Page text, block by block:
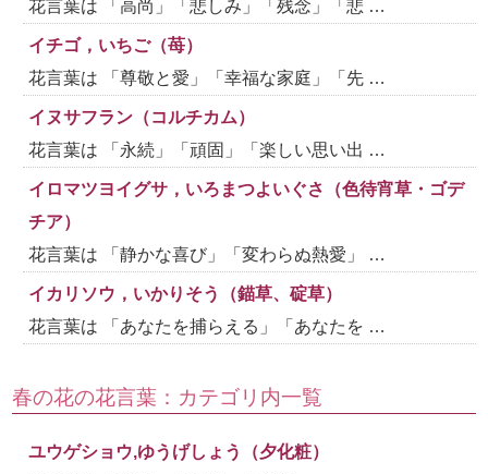
花言葉は 「高尚」「悲しみ」「残念」「悲 …
イチゴ，いちご（苺）
花言葉は 「尊敬と愛」「幸福な家庭」「先 …
イヌサフラン（コルチカム）
花言葉は 「永続」「頑固」「楽しい思い出 …
イロマツヨイグサ，いろまつよいぐさ（色待宵草・ゴデ
チア）
花言葉は 「静かな喜び」「変わらぬ熱愛」 …
イカリソウ，いかりそう（錨草、碇草）
花言葉は 「あなたを捕らえる」「あなたを …
春の花の花言葉：カテゴリ内一覧
ユウゲショウ,ゆうげしょう（夕化粧）